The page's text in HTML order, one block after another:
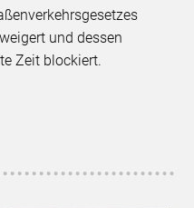
und dessen
Zeit blockiert.